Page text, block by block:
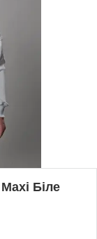
Біле